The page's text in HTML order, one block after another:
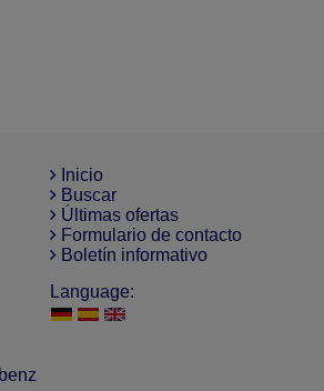
Inicio
Buscar
Últimas ofertas
Formulario de contacto
Boletín informativo
Language: